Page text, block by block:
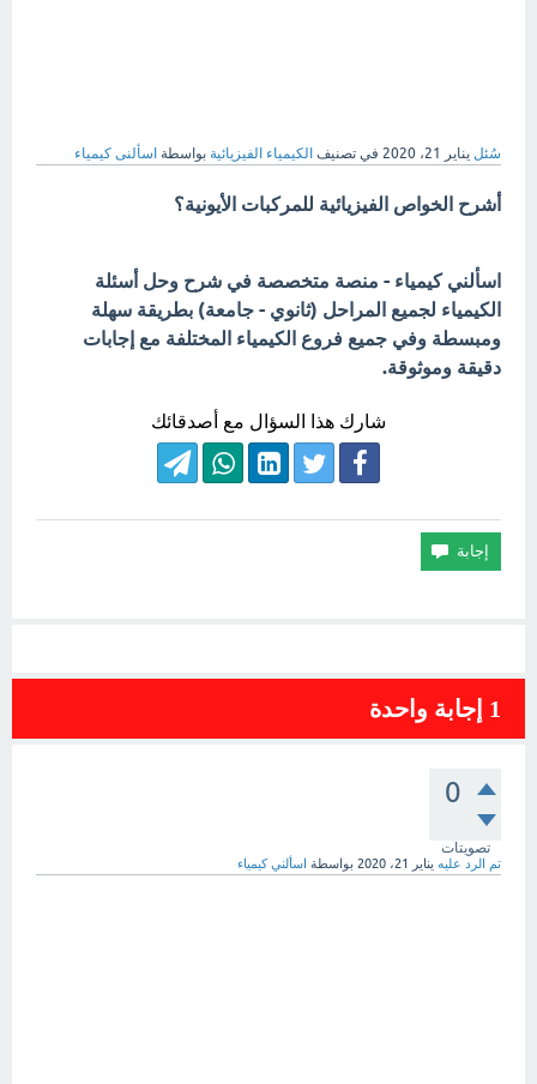
سُئل يناير 21، 2020 في تصنيف الكيمياء الفيزيائية بواسطة اسألنى كيمياء
أشرح الخواص الفيزيائية للمركبات الأيونية؟
اسألني كيمياء - منصة متخصصة في شرح وحل أسئلة
الكيمياء لجميع المراحل (ثانوي - جامعة) بطريقة سهلة
ومبسطة وفي جميع فروع الكيمياء المختلفة مع إجابات
دقيقة وموثوقة.
شارك هذا السؤال مع أصدقائك
1 إجابة واحدة
0
تصويتات
تم الرد عليه يناير 21، 2020 بواسطة اسألني كيمياء